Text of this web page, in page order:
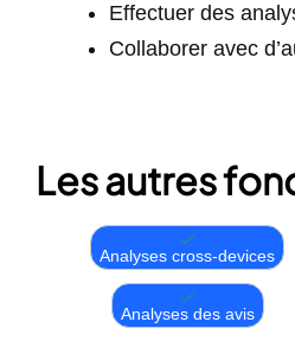
Effectuer des
Collaborer avec
Les autres
Analyses cross-devices
Analyses des avis